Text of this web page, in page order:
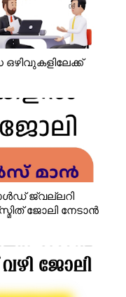
ജ്വല്ലറി
ജോലി നേടാൻ